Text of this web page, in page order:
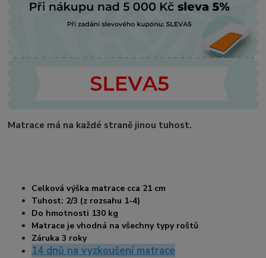
Matrace má na každé straně jinou tuhost.
Celková výška matrace cca 21 cm
Tuhost: 2/3 (z rozsahu 1-4)
Do hmotnosti 130 kg
Matrace je vhodná na všechny typy roštů
Záruka 3 roky
14 dnů na vyzkoušení matrace